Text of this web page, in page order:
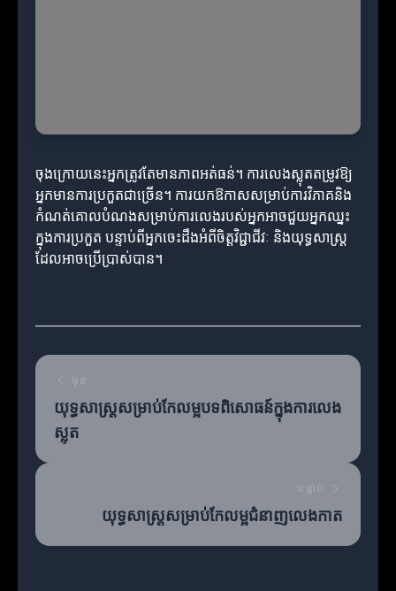
ចុងក្រោយនេះអ្នកត្រូវតែមានភាពអត់ធន់។ ការលេងស្លុតតម្រូវឱ្យ
អ្នកមានការប្រកួតជាច្រើន។ ការយកឱកាសសម្រាប់ការវិភាគនិង
កំណត់គោលបំណងសម្រាប់ការលេងរបស់អ្នកអាចជួយអ្នកឈ្នះ
ក្នុងការប្រកួត បន្ទាប់ពីអ្នកចេះដឹងអំពីចិត្តវិជ្ជាជីវៈ និងយុទ្ធសាស្ត្រ
ដែលអាចប្រើប្រាស់បាន។
យុទ្ធសាស្ត្រសម្រាប់កែលម្អបទពិសោធន៍ក្នុងការលេង
ស្លុត
យុទ្ធសាស្ត្រសម្រាប់កែលម្អជំនាញលេងកាត